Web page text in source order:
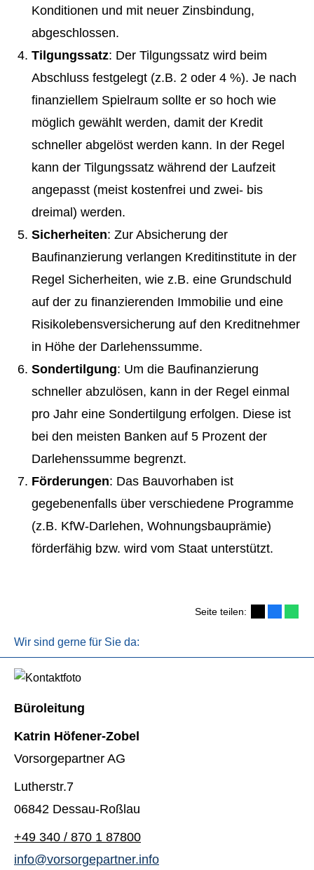
Konditionen und mit neuer Zinsbindung,
abgeschlossen.
Tilgungssatz: Der Tilgungssatz wird beim
Abschluss festgelegt (z.B. 2 oder 4 %). Je nach
finanziellem Spielraum sollte er so hoch wie
möglich gewählt werden, damit der Kredit
schneller abgelöst werden kann. In der Regel
kann der Tilgungssatz während der Laufzeit
angepasst (meist kostenfrei und zwei- bis
dreimal) werden.
Sicherheiten: Zur Absicherung der
Baufinanzierung verlangen Kreditinstitute in der
Regel Sicherheiten, wie z.B. eine Grundschuld
auf der zu finanzierenden Immobilie und eine
Risiko­lebens­ver­si­che­rung auf den Kreditnehmer
in Höhe der Darlehenssumme.
Sondertilgung: Um die Baufinanzierung
schneller abzulösen, kann in der Regel einmal
pro Jahr eine Sondertilgung erfolgen. Diese ist
bei den meisten Banken auf 5 Prozent der
Darlehenssumme begrenzt.
Förderungen: Das Bauvorhaben ist
gegebenenfalls über verschiedene Programme
(z.B. KfW-Darlehen, Wohnungsbauprämie)
förderfähig bzw. wird vom Staat unterstützt.
Seite teilen:
Wir sind gerne für Sie da:
Büroleitung
Katrin Höfener-Zobel
Vorsorgepartner AG
Lutherstr.7
06842 Dessau-Roßlau
+49 340 / 870 1 87800
info@vorsorgepartner.info